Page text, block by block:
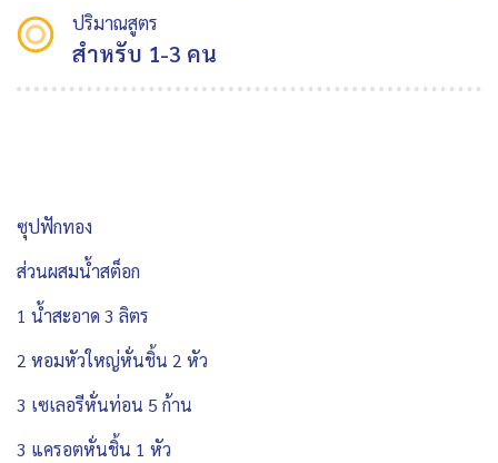
ปริมาณสูตร
สำหรับ 1-3 คน
ซุปฟักทอง
ส่วนผสมน้ำสต็อก
1 น้ำสะอาด 3 ลิตร
2 หอมหัวใหญ่หั่นชิ้น 2 หัว
3 เซเลอรีหั่นท่อน 5 ก้าน
3 แครอตหั่นชิ้น 1 หัว